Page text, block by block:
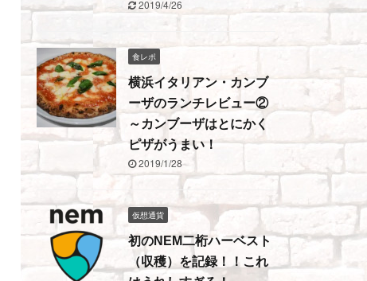
2019/4/26
食レポ
横浜イタリアン・カンブ
ーザのランチレビュー②
～カンブーザはとにかく
ピザがうまい！
2019/1/28
仮想通貨
初のNEM二桁ハーベスト
（収穫）を記録！！これ